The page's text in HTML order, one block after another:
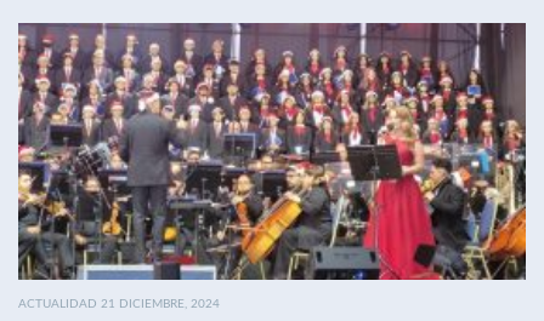
ACTUALIDAD 21 DICIEMBRE, 2024